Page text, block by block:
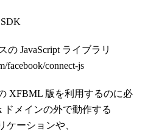
SDK
の JavaScript ライブラリ
facebook/connect-js
XFBML 版を利用するのに必
ドメインの外で動作する
ケーションや、